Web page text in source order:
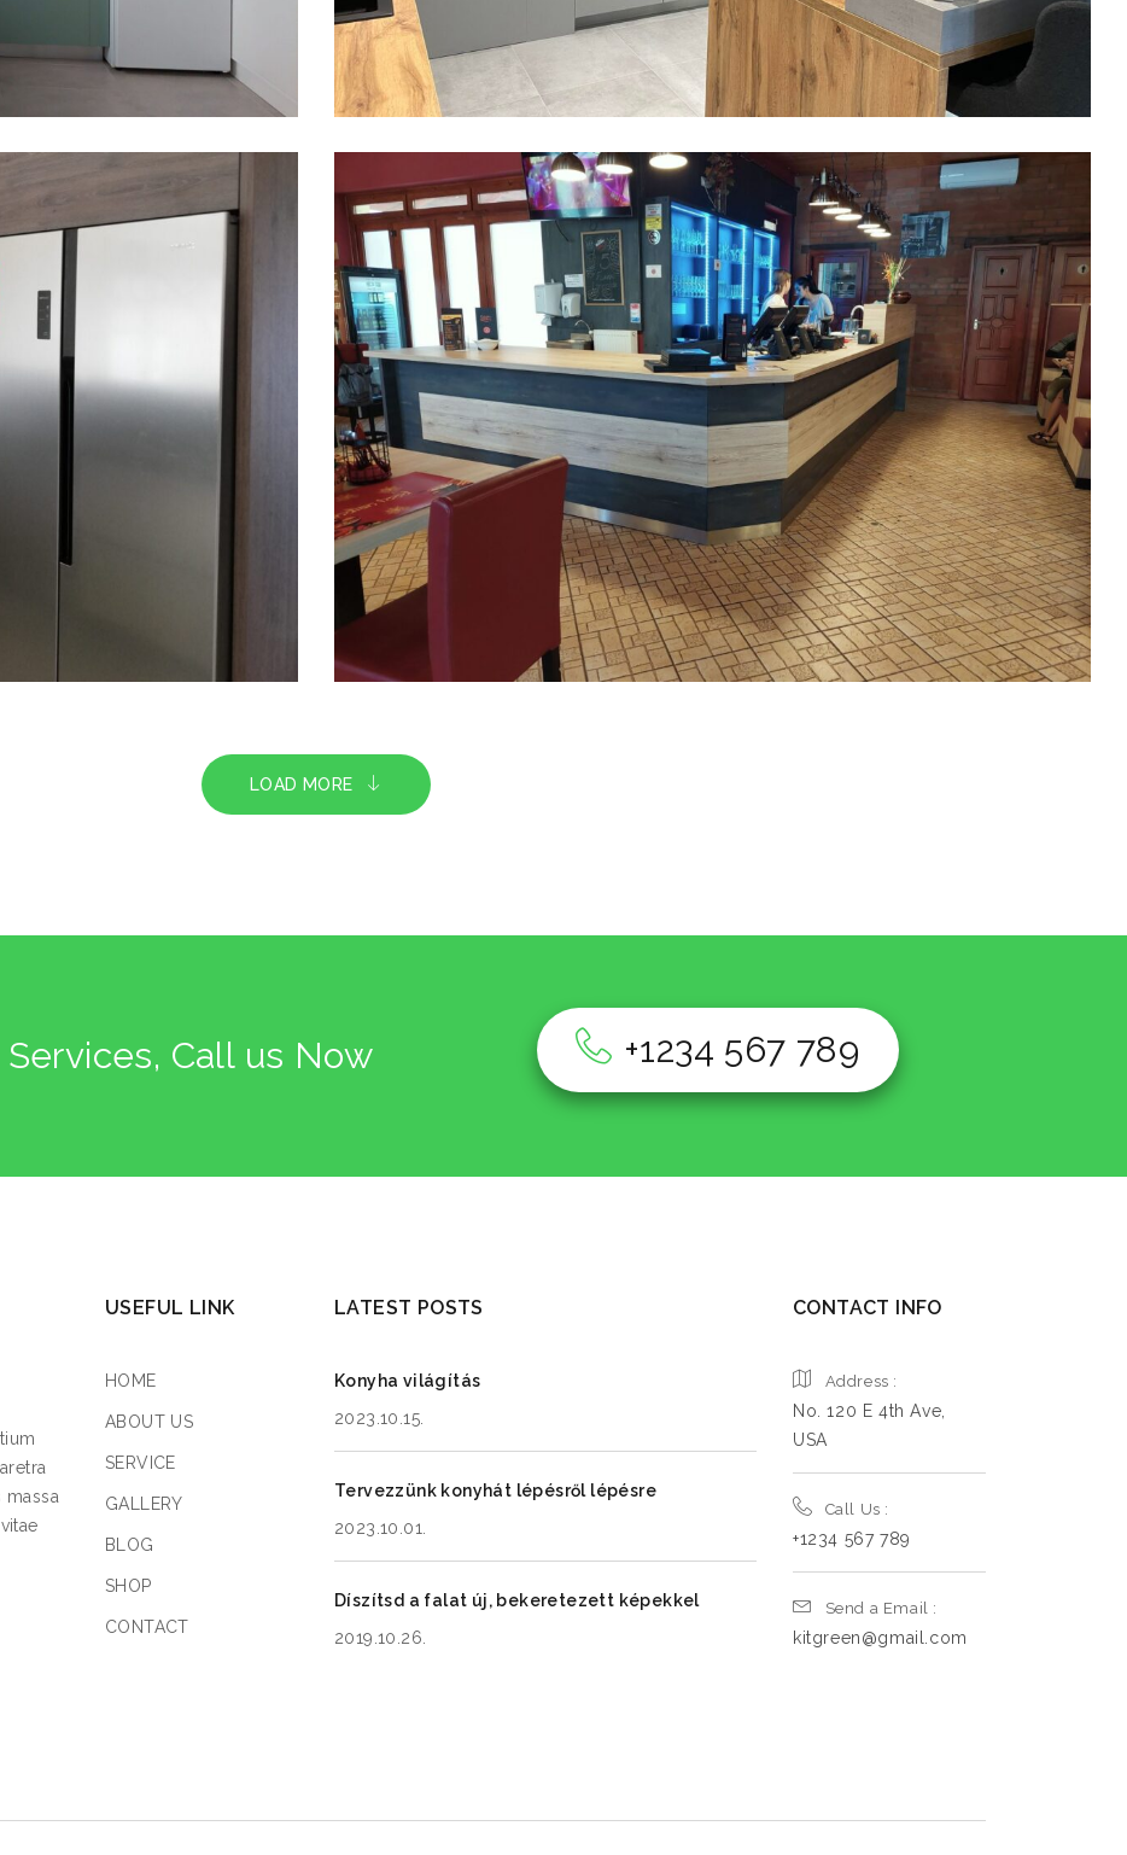
LOAD MORE
Call us Now +1234 567 789
USEFUL LINK
HOME
ABOUT US
SERVICE
GALLERY
BLOG
SHOP
CONTACT
LATEST POSTS
Konyha világítás
2023.10.15.
Tervezzünk konyhát lépésről lépésre
2023.10.01.
Díszítsd a falat új, bekeretezett képekkel
2019.10.26.
CONTACT INFO
Address :
No. 120 E 4th Ave,
USA
Call Us :
+1234 567 789
Send a Email :
kitgreen@gmail.com